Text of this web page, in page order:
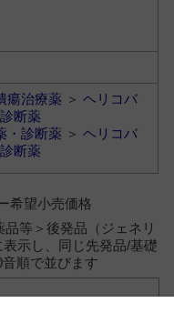
瘍治療薬 ＞ヘリコバ
断薬
・診断薬 ＞ヘリコバ
断薬
希望小売価格
等＞後発品（ジェネリ
示し、同じ先発品/基礎
順で並びます